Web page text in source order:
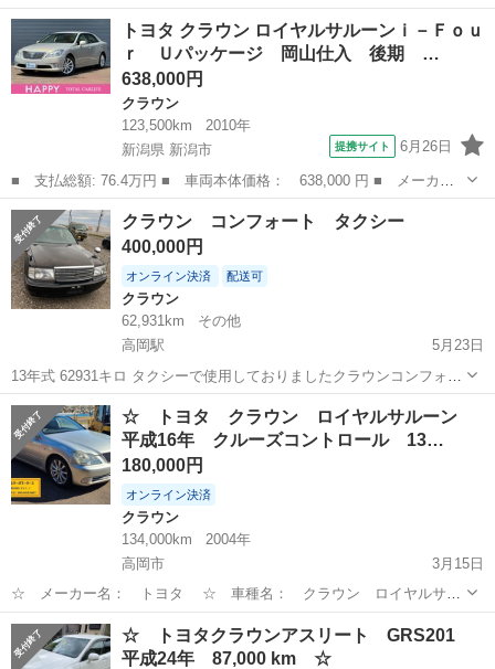
☆ 排気量： 3,500cc ☆ 年式（年）： 平成20年 2008 ☆ シフ
ト：FAT ☆ 走行距離： 126,000 km ☆ HIDヘッドラ...
富山 高岡市 クラウン トヨタクラウン
トヨタ クラウン ロイヤルサルーンｉ－Ｆｏｕ
ｒ Ｕパッケージ 岡山仕入 後期 …
638,000円
クラウン
123,500km
2010年
新潟県 新潟市
提携サイト 6月26日
■ 支払総額: 76.4万円 ■ 車両本体価格： 638,000 円 ■ メーカー
名： トヨタ ■ 車種名： クラウン ■ グレード名： ロイヤルサ
ルーンｉ－Ｆｏｕｒ Ｕパッケージ 岡山仕入 後期 ４ＷＤ 最上
級グレード ...
新潟 新潟市 クラウン
クラウン コンフォート タクシー
400,000円
オンライン決済 配送可
クラウン
62,931km
その他
高岡駅
5月23日
13年式 62931キロ タクシーで使用しておりましたクラウンコンフォー
トになります。 年式の割には低走行だとおもいます。 エンジン調子い
いです。 トラブル防止の為現車確認必ずおねがいします。 手元価格に
なります。
富山 高岡市 高岡駅 クラウン タクシー
☆ トヨタ クラウン ロイヤルサルーン
平成16年 クルーズコントロール 13…
180,000円
オンライン決済
クラウン
134,000km
2004年
高岡市
3月15日
☆ メーカー名： トヨタ ☆ 車種名： クラウン ロイヤルサル
ーン ☆ 排気量： 2,499cc ☆ 年式（年）： 平成16年 2004 ☆
シフト：FAT ☆ 走行距離： 134,000 km ☆ HIDヘッ...
富山 高岡市 クラウン ロイヤル
☆ トヨタクラウンアスリート GRS201
平成24年 87,000 km ☆